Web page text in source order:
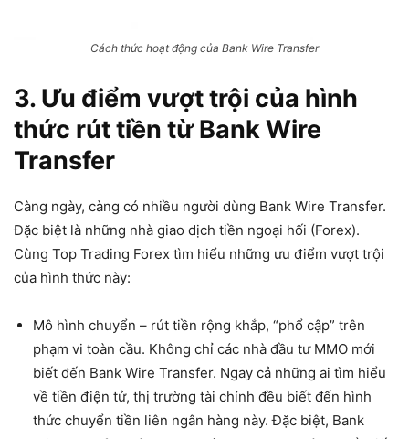
Cách thức hoạt động của Bank Wire Transfer
3. Ưu điểm vượt trội của hình
thức rút tiền từ Bank Wire
Transfer
Càng ngày, càng có nhiều người dùng Bank Wire Transfer.
Đặc biệt là những nhà giao dịch tiền ngoại hối (Forex).
Cùng Top Trading Forex tìm hiểu những ưu điểm vượt trội
của hình thức này:
Mô hình chuyển – rút tiền rộng khắp, “phổ cập” trên
phạm vi toàn cầu. Không chỉ các nhà đầu tư MMO mới
biết đến Bank Wire Transfer. Ngay cả những ai tìm hiểu
về tiền điện tử, thị trường tài chính đều biết đến hình
thức chuyển tiền liên ngân hàng này. Đặc biệt, Bank